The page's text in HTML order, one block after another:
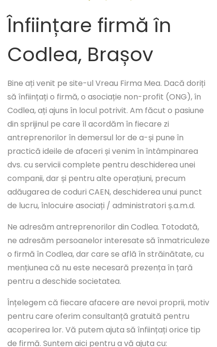
Înființare firmă în
Codlea, Brașov
Bine ați venit pe site-ul Vreau Firma Mea. Dacă doriți
să înființați o firmă, o asociație non-profit (ONG), în
Codlea, ați ajuns în locul potrivit. Am făcut o pasiune
din sprijinul pe care îl acordăm în fiecare zi
antreprenorilor în demersul lor de a-și pune în
practică ideile de afaceri și venim în întâmpinarea
dvs. cu servicii complete pentru deschiderea unei
companii, dar și pentru alte operațiuni, precum
adăugarea de coduri CAEN, deschiderea unui punct
de lucru, înlocuire asociați / administratori ș.a.m.d.
Ne adresăm antreprenorilor din Codlea. Totodată,
ne adresăm persoanelor interesate să înmatriculeze
o firmă în Codlea, dar care se află în străinătate, cu
mențiunea că nu este necesară prezența în țară
pentru a deschide societatea.
Înțelegem că fiecare afacere are nevoi proprii, motiv
pentru care oferim consultanță gratuită pentru
acoperirea lor. Vă putem ajuta să înființați orice tip
de firmă. Suntem aici pentru a vă ajuta cu: